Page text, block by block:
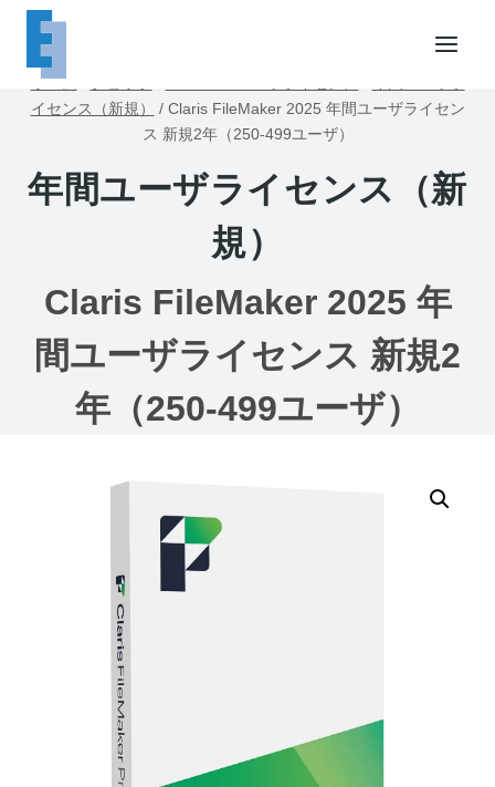
ホーム
イセンス（新規）
/ Claris FileMaker 2025 年間ユーザライセン
ス 新規2年（250-499ユーザ）
年間ユーザライセンス（新
規）
Claris FileMaker 2025 年
間ユーザライセンス 新規2
年（250-499ユーザ）